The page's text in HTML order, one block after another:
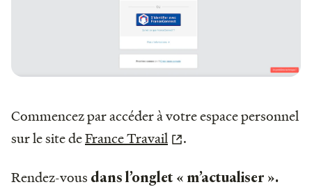
Commencez par accéder à votre espace personnel
sur le site deFrance Travail .
Rendez-vous dans l’onglet « m’actualiser ».